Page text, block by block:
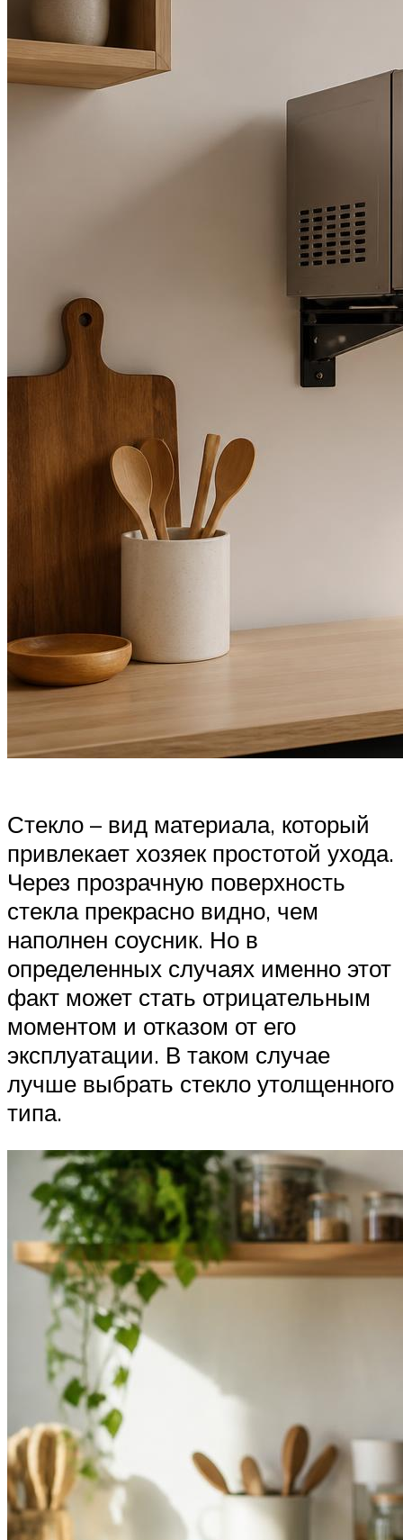
Стекло – вид материала, который
привлекает хозяек простотой ухода.
Через прозрачную поверхность
стекла прекрасно видно, чем
наполнен соусник. Но в
определенных случаях именно этот
факт может стать отрицательным
моментом и отказом от его
эксплуатации. В таком случае
лучше выбрать стекло утолщенного
типа.